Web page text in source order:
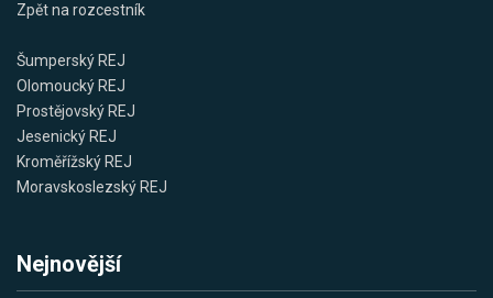
Zpět na rozcestník
Šumperský REJ
Olomoucký REJ
Prostějovský REJ
Jesenický REJ
Kroměřížský REJ
Moravskoslezský REJ
Nejnovější